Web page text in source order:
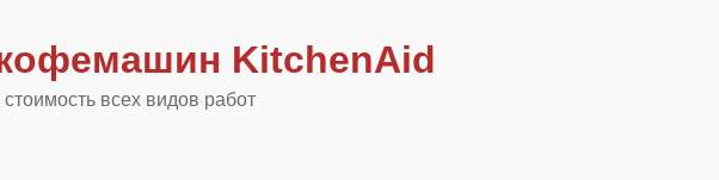
KitchenAid
всех видов работ